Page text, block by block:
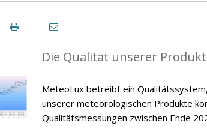
Die Qualität unserer
MeteoLux betreibt ein
unserer meteorologischen Produkte
Qualitätsmessungen zwischen Ende